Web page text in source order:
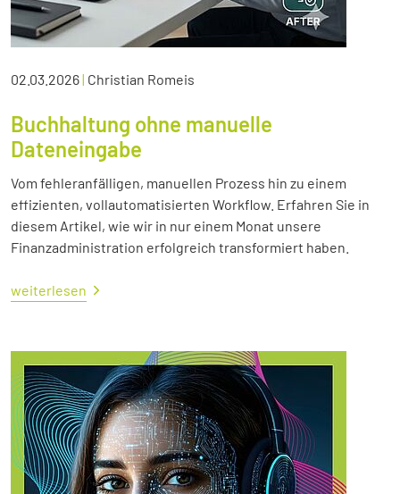
02.03.2026| Christian Romeis
Buchhaltung ohne manuelle
Dateneingabe
Vom fehleranfälligen, manuellen Prozess hin zu einem
effizienten, vollautomatisierten Workflow. Erfahren Sie in
diesem Artikel, wie wir in nur einem Monat unsere
Finanzadministration erfolgreich transformiert haben.
weiterlesen